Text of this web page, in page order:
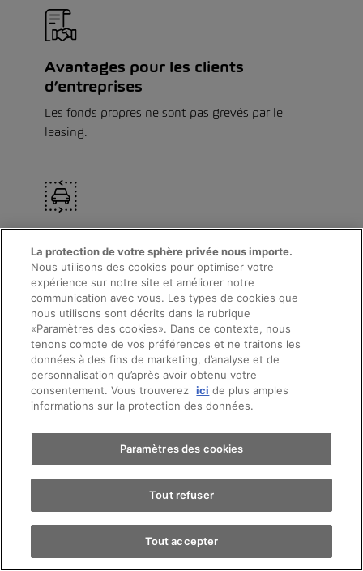
Avantages pour les clients
d’entreprises
Les fonds propres ne sont pas grevés par le
leasing.
en restituant le véhicule à l’échéance du leasing.
Prendre rendez-vous
Essai sur route
Trouver une voiture
La protection de votre sphère privée nous importe.
Nous utilisons des cookies pour optimiser votre
expérience sur notre site et améliorer notre
communication avec vous. Les types de cookies que
nous utilisons sont décrits dans la rubrique
«Paramètres des cookies». Dans ce contexte, nous
tenons compte de vos préférences et ne traitons les
données à des fins de marketing, d’analyse et de
personnalisation qu’après avoir obtenu votre
consentement. Vous trouverez ici de plus amples
informations sur la protection des données.
Paramètres des cookies
Tout refuser
Tout accepter